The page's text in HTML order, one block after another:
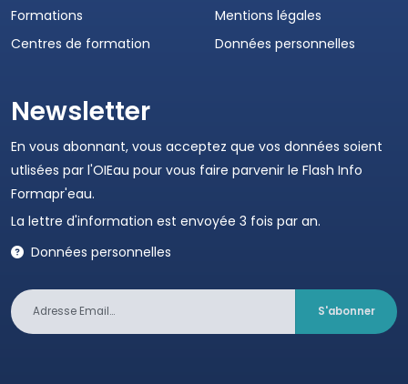
Formations
Centres de formation
Mentions légales
Données personnelles
Newsletter
En vous abonnant, vous acceptez que vos données soient
utlisées par l'OIEau pour vous faire parvenir le Flash Info
Formapr'eau.
La lettre d'information est envoyée 3 fois par an.
Données personnelles
S'abonner